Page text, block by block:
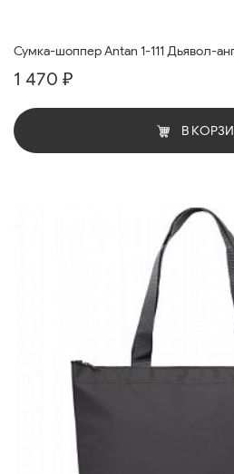
Сумка-шоппер Antan 1-111 Дьявол-
1 470 ₽
В